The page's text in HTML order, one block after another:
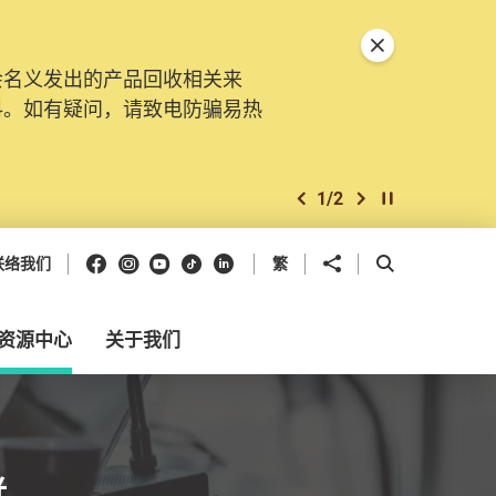
义发出的产品回收相关来
如有疑问，请致电防骗易热
上一个
1/2 下一个开始/暂停幻灯
关闭特別通告
络我们 Facebook
Instagram
Youtube
抖音领英 繁 分享到 开启搜寻框
源中心 关于我们